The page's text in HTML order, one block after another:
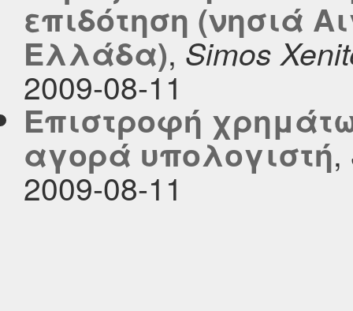
επιδότηση (νησιά
Ελλάδα),Simos
2009-08-11
Επιστροφή
αγορά υπολογιστή,
2009-08-11